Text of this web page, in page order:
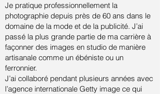
Je pratique professionnellement la
photographie depuis près de 60 ans dans le
domaine de la mode et de la publicité. J’ai
passé la plus grande partie de ma carrière à
façonner des images en studio de manière
artisanale comme un ébéniste ou un
ferronnier.
J’ai collaboré pendant plusieurs années avec
l’agence internationale Getty image ce qui